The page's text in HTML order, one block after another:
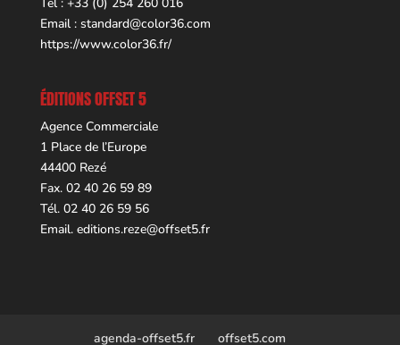
Email : standard@color36.com
https://www.color36.fr/
ÉDITIONS OFFSET 5
Agence Commerciale
1 Place de l’Europe
44400 Rezé
Fax. 02 40 26 59 89
Tél. 02 40 26 59 56
Email. editions.reze@offset5.fr
agenda-offset5.fr offset5.com